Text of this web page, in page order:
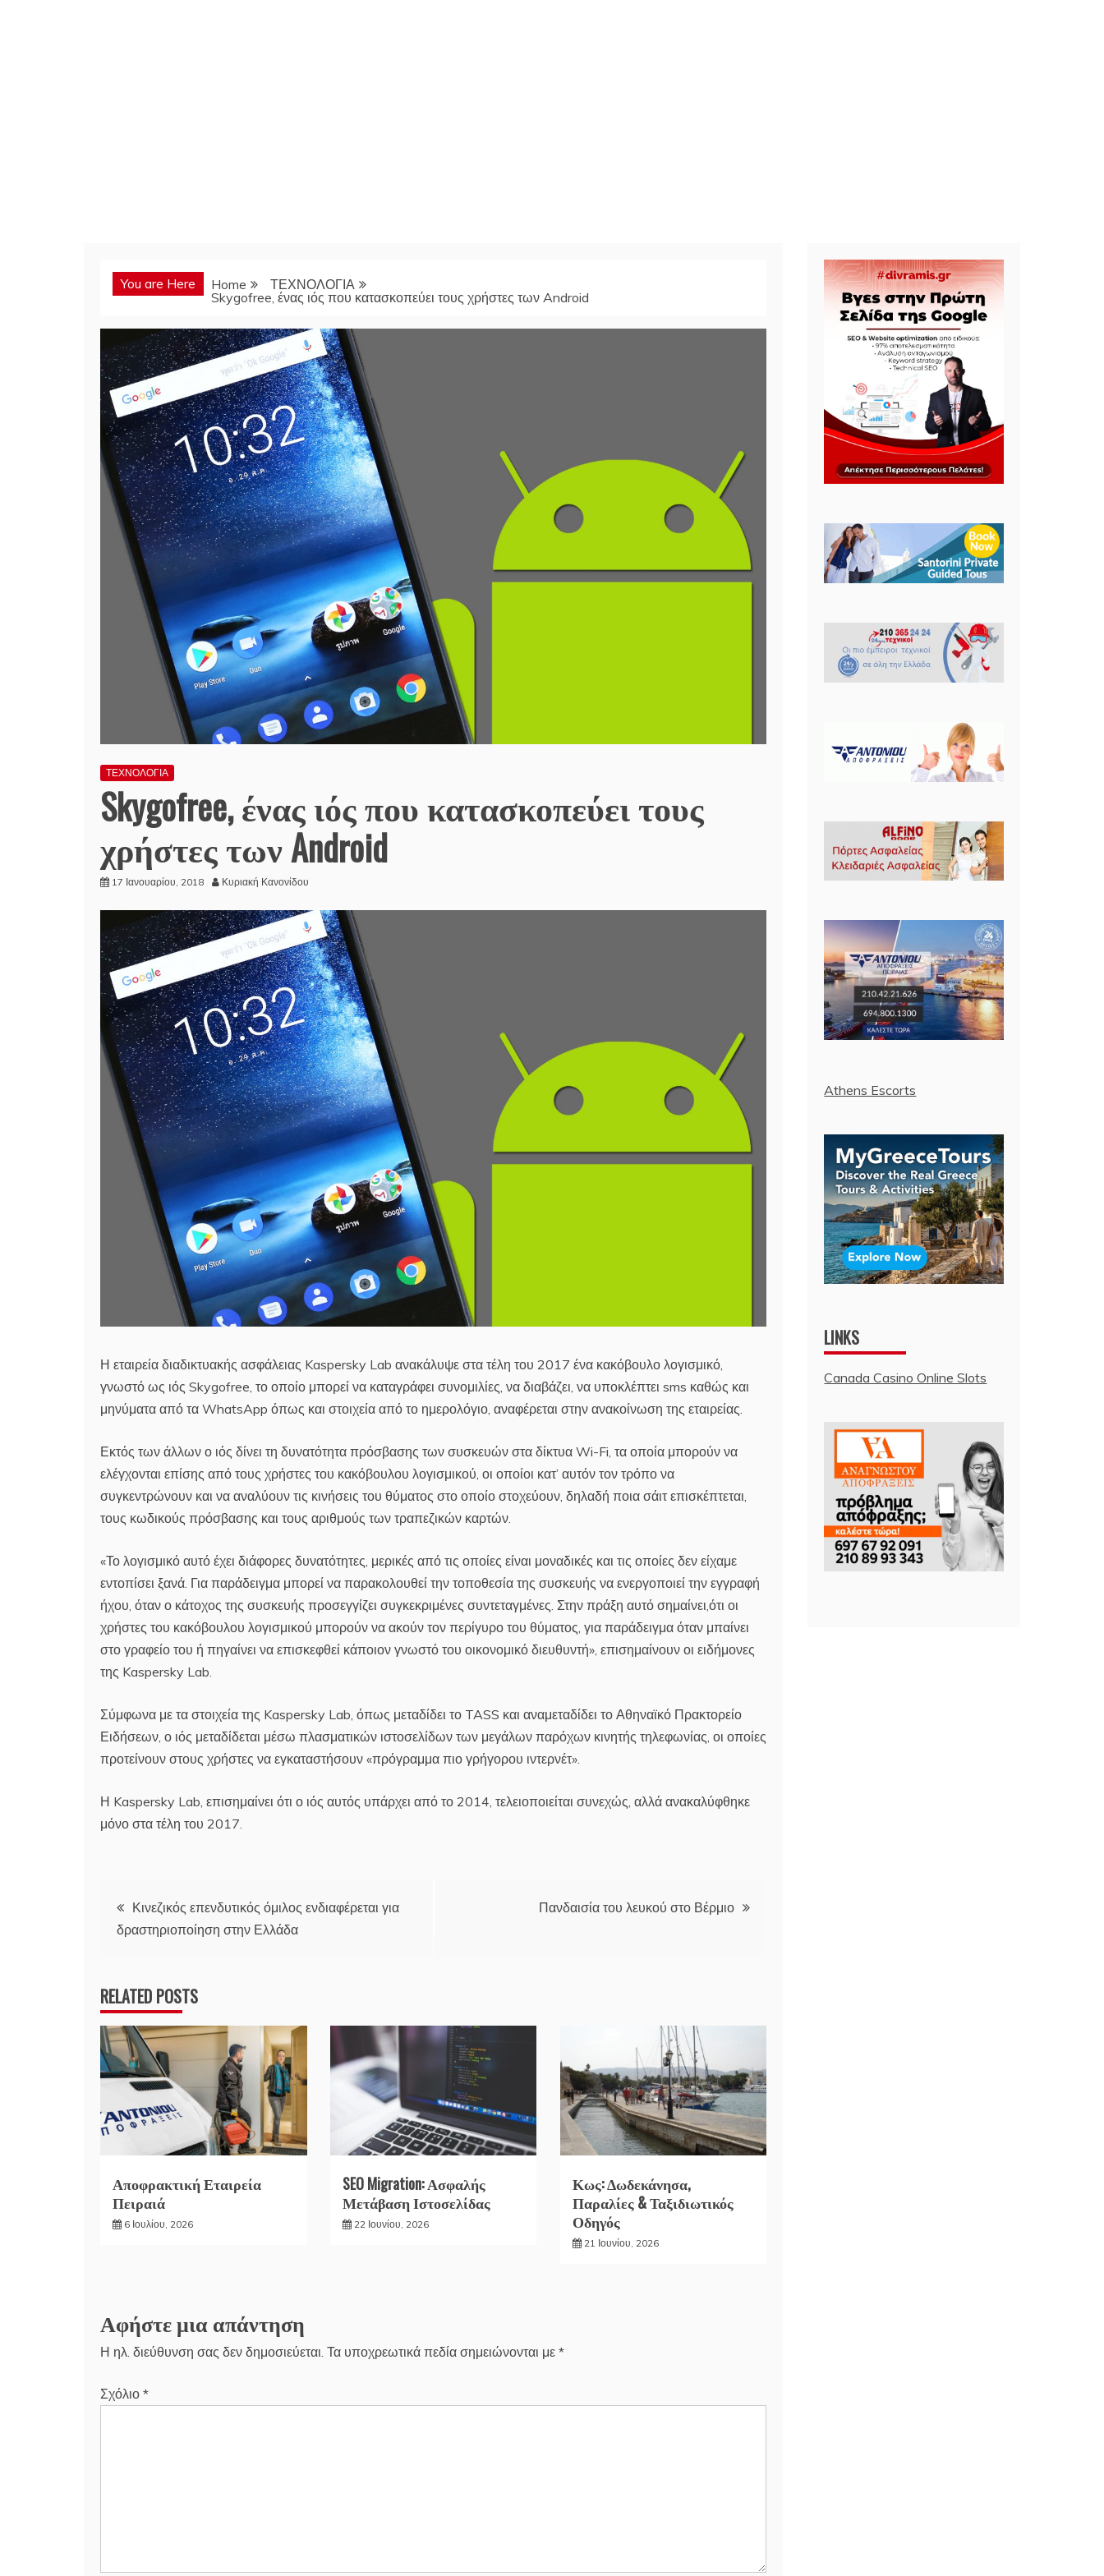
You are Here Home
ΤΕΧΝΟΛΟΓΙΑ
Skygofree, ένας ιός που κατασκοπεύει τους χρήστες των Android
ΤΕΧΝΟΛΟΓΙΑ
Skygofree, ένας ιός που κατασκοπεύει τους
χρήστες των Android
17 Ιανουαρίου, 2018 Κυριακή Κανονίδου
Η εταιρεία διαδικτυακής ασφάλειας Kaspersky Lab ανακάλυψε στα τέλη του 2017 ένα κακόβουλο λογισμικό,
γνωστό ως ιός Skygofree, το οποίο μπορεί να καταγράφει συνομιλίες, να διαβάζει, να υποκλέπτει sms καθώς και
μηνύματα από τα WhatsApp όπως και στοιχεία από το ημερολόγιο, αναφέρεται στην ανακοίνωση της εταιρείας.
Εκτός των άλλων ο ιός δίνει τη δυνατότητα πρόσβασης των συσκευών στα δίκτυα Wi-Fi, τα οποία μπορούν να
ελέγχονται επίσης από τους χρήστες του κακόβουλου λογισμικού, οι οποίοι κατ’ αυτόν τον τρόπο να
συγκεντρώνουν και να αναλύουν τις κινήσεις του θύματος στο οποίο στοχεύουν, δηλαδή ποια σάιτ επισκέπτεται,
τους κωδικούς πρόσβασης και τους αριθμούς των τραπεζικών καρτών.
«Το λογισμικό αυτό έχει διάφορες δυνατότητες, μερικές από τις οποίες είναι μοναδικές και τις οποίες δεν είχαμε
εντοπίσει ξανά. Για παράδειγμα μπορεί να παρακολουθεί την τοποθεσία της συσκευής να ενεργοποιεί την εγγραφή
ήχου, όταν ο κάτοχος της συσκευής προσεγγίζει συγκεκριμένες συντεταγμένες. Στην πράξη αυτό σημαίνει,ότι οι
χρήστες του κακόβουλου λογισμικού μπορούν να ακούν τον περίγυρο του θύματος, για παράδειγμα όταν μπαίνει
στο γραφείο του ή πηγαίνει να επισκεφθεί κάποιον γνωστό του οικονομικό διευθυντή», επισημαίνουν οι ειδήμονες
της Kaspersky Lab.
Σύμφωνα με τα στοιχεία της Kaspersky Lab, όπως μεταδίδει το TASS και αναμεταδίδει το Αθηναϊκό Πρακτορείο
Ειδήσεων, ο ιός μεταδίδεται μέσω πλασματικών ιστοσελίδων των μεγάλων παρόχων κινητής τηλεφωνίας, οι οποίες
προτείνουν στους χρήστες να εγκαταστήσουν «πρόγραμμα πιο γρήγορου ιντερνέτ».
Η Kaspersky Lab, επισημαίνει ότι ο ιός αυτός υπάρχει από το 2014, τελειοποιείται συνεχώς, αλλά ανακαλύφθηκε
μόνο στα τέλη του 2017.
Πλοήγηση
άρθρων
Κινεζικός επενδυτικός όμιλος ενδιαφέρεται για
δραστηριοποίηση στην Ελλάδα
Πανδαισία του λευκού στο Βέρμιο
RELATED POSTS
Αποφρακτική Εταιρεία
Πειραιά
6 Ιουλίου, 2026
SEO Migration: Ασφαλής
Μετάβαση Ιστοσελίδας
22 Ιουνίου, 2026
Κως: Δωδεκάνησα,
Παραλίες & Ταξιδιωτικός
Οδηγός
21 Ιουνίου, 2026
Αφήστε μια απάντηση
Η ηλ. διεύθυνση σας δεν δημοσιεύεται. Τα υποχρεωτικά πεδία σημειώνονται με *
Σχόλιο *
Athens Escorts
LINKS
Canada Casino Online Slots